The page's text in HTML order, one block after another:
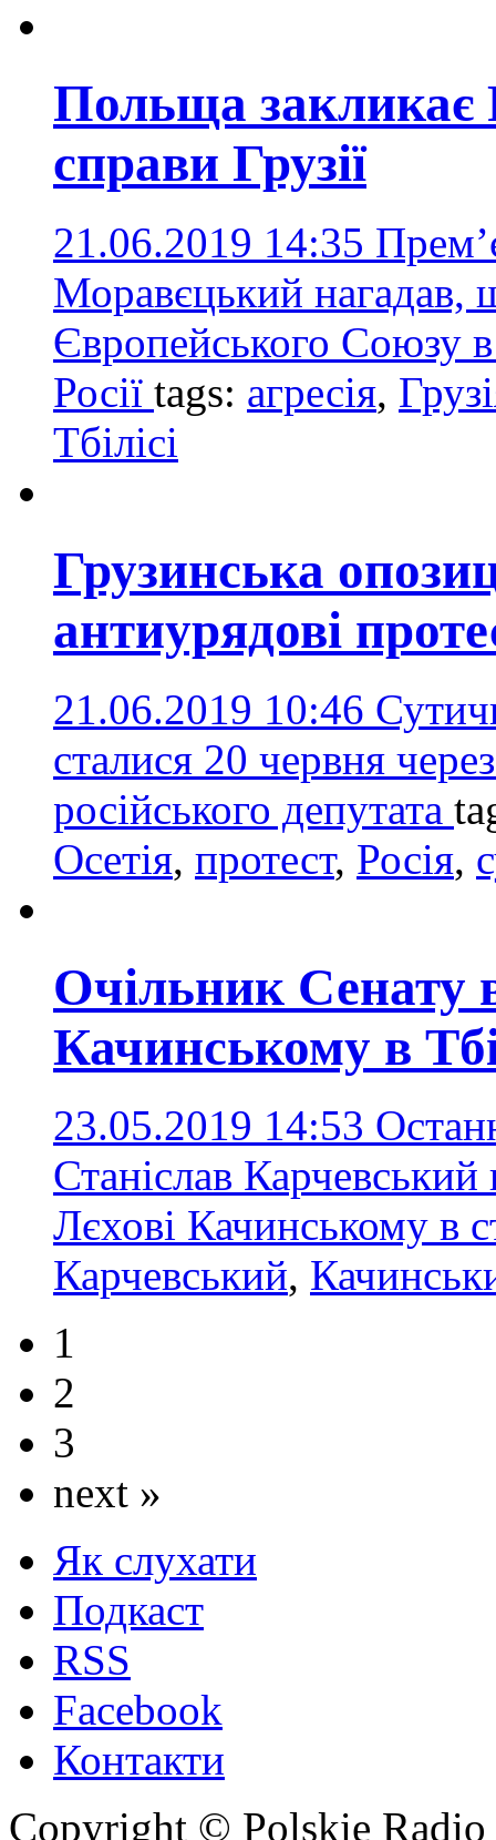
Польща закликає
справи Грузії
21.06.2019 14:35
Моравєцький нагадав,
Європейського Союзу
Росії tags: агресія,
Тбілісі
Грузинська
антиурядові
21.06.2019 10:46
сталися 20 червня
російського депутата
Осетія, протест, Росія,
Очільник Сенату
Качинському в
23.05.2019 14:53
Станіслав
Лєхові Качинському в
Карчевський,
1
2
3
next »
Як слухати
Подкаст
RSS
Facebook
Контакти
Copyright © Polskie